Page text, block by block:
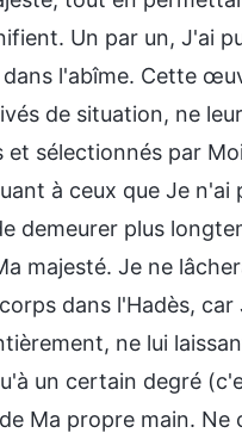
Un par un, J'ai
l'abîme. Cette
de situation, ne
sélectionnés par
à ceux que Je
demeurer plus
majesté. Je ne
dans l'Hadès,
ne lui
un certain degré
Ma propre main.